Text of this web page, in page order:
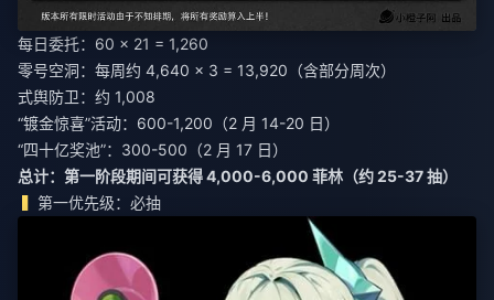
每日委托：60 × 21 = 1,260
零号空洞：每周约 4,640 × 3 = 13,920（含部分周次）
式舆防卫：约 1,008
“镀金惊喜”活动：600-1,200（2 月 14-20 日）
“四十亿奖池”：300-500（2 月 17 日）
总计：第一阶段期间可获得 4,000-6,000 菲林（约 25-37 抽）
第一优先级：必抽